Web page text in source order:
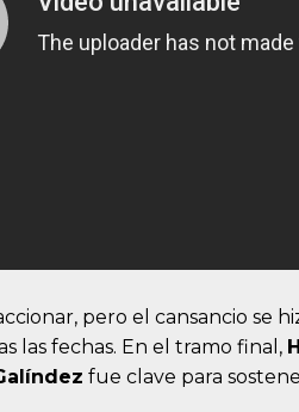
pero el cansancio se
las fechas. En el tramo final,
fue clave para